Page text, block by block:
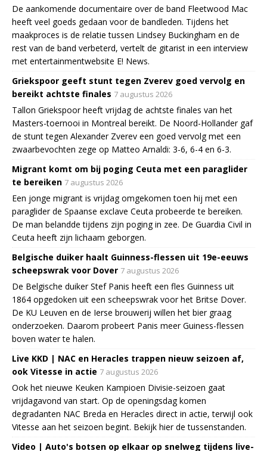
De aankomende documentaire over de band Fleetwood Mac
heeft veel goeds gedaan voor de bandleden. Tijdens het
maakproces is de relatie tussen Lindsey Buckingham en de
rest van de band verbeterd, vertelt de gitarist in een interview
met entertainmentwebsite E! News.
Griekspoor geeft stunt tegen Zverev goed vervolg en
bereikt achtste finales 7 augustus 2026
Tallon Griekspoor heeft vrijdag de achtste finales van het
Masters-toernooi in Montreal bereikt. De Noord-Hollander gaf
de stunt tegen Alexander Zverev een goed vervolg met een
zwaarbevochten zege op Matteo Arnaldi: 3-6, 6-4 en 6-3.
Migrant komt om bij poging Ceuta met een paraglider
te bereiken 7 augustus 2026
Een jonge migrant is vrijdag omgekomen toen hij met een
paraglider de Spaanse exclave Ceuta probeerde te bereiken.
De man belandde tijdens zijn poging in zee. De Guardia Civil in
Ceuta heeft zijn lichaam geborgen.
Belgische duiker haalt Guinness-flessen uit 19e-eeuws
scheepswrak voor Dover 7 augustus 2026
De Belgische duiker Stef Panis heeft een fles Guinness uit
1864 opgedoken uit een scheepswrak voor het Britse Dover.
De KU Leuven en de Ierse brouwerij willen het bier graag
onderzoeken. Daarom probeert Panis meer Guiness-flessen
boven water te halen.
Live KKD | NAC en Heracles trappen nieuw seizoen af,
ook Vitesse in actie 7 augustus 2026
Ook het nieuwe Keuken Kampioen Divisie-seizoen gaat
vrijdagavond van start. Op de openingsdag komen
degradanten NAC Breda en Heracles direct in actie, terwijl ook
Vitesse aan het seizoen begint. Bekijk hier de tussenstanden.
Video | Auto's botsen op elkaar op snelweg tijdens live-